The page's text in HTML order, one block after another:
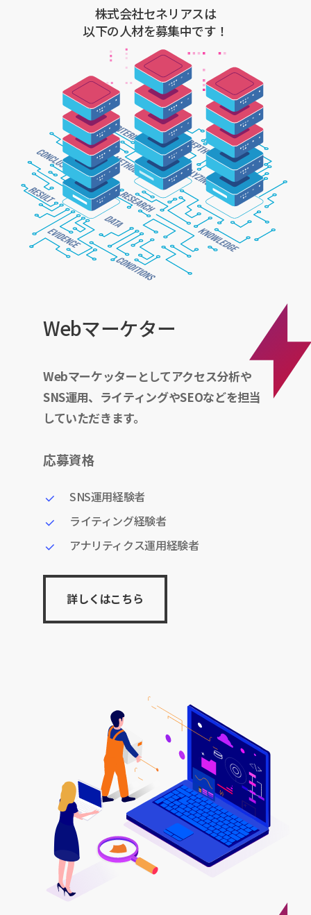
株式会社セネリアスは
以下の人材を募集中です！
Webマーケター
Webマーケッターとしてアクセス分析や
SNS運用、ライティングやSEOなどを担当
していただきます。
応募資格
SNS運用経験者
ライティング経験者
アナリティクス運用経験者
詳しくはこちら
詳しくはこちら